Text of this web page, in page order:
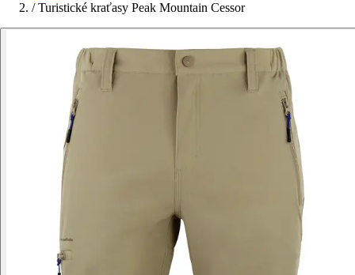
/ Turistické kraťasy Peak Mountain Cessor